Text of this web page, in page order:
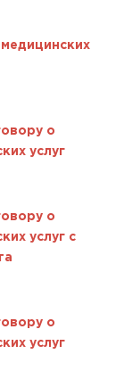
о
услуг
о
услуг с
о
услуг